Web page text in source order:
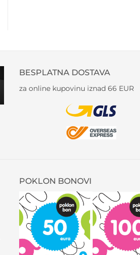
BESPLATNA DOSTAVA
za online kupovinu iznad 66 EUR
POKLON BONOVI